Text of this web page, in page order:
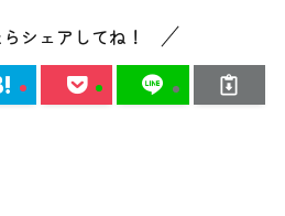
シェアしてね！